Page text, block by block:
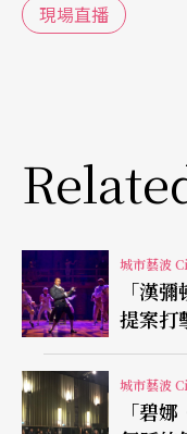
的意義。
讓更多觀眾——包
樹榮執導下的這
來更豐富與深刻的
「日落及維港（編
演，相信不只是
在這個背景下看安
現場直播
城市藝波
「漢彌頓效
提案打
城市藝波
「碧娜